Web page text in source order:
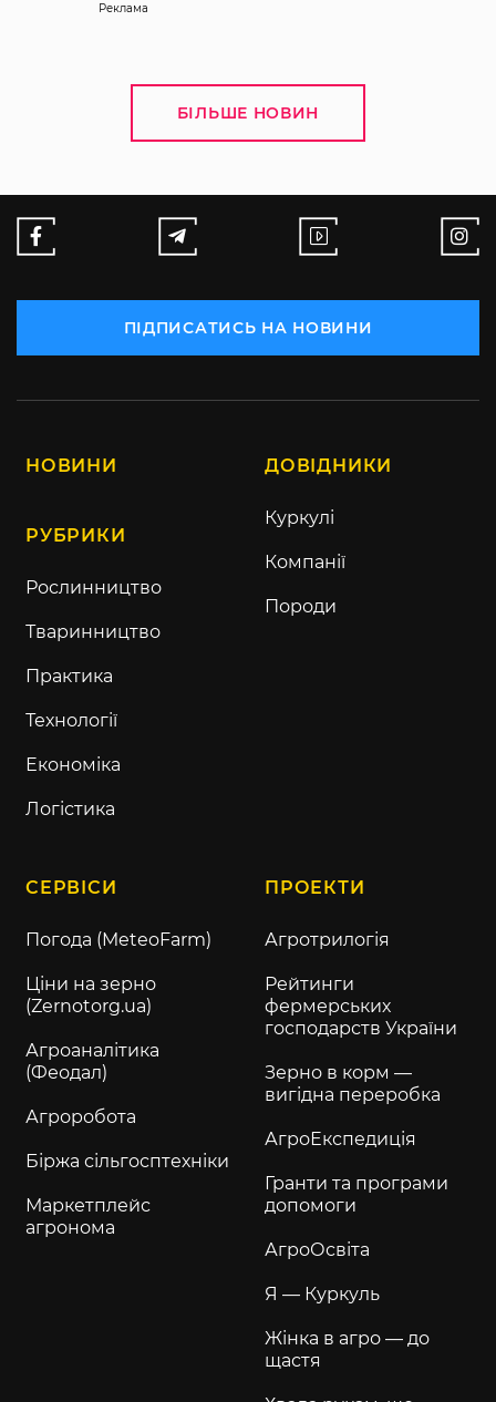
Реклама
БІЛЬШЕ НОВИН
ПІДПИСАТИСЬ НА НОВИНИ
НОВИНИ
РУБРИКИ
Рослинництво
Тваринництво
Практика
Технології
Економіка
Логістика
ДОВІДНИКИ
Куркулі
Компанії
Породи
СЕРВІСИ
Погода (MeteoFarm)
Ціни на зерно
(Zernotorg.ua)
Агроаналітика
(Феодал)
Агроробота
Біржа сільгосптехніки
Маркетплейс
агронома
ПРОЕКТИ
Агротрилогія
Рейтинги
фермерських
господарств України
Зерно в корм —
вигідна переробка
АгроЕкспедиція
Гранти та програми
допомоги
АгроОсвіта
Я — Куркуль
Жінка в агро — до
щастя